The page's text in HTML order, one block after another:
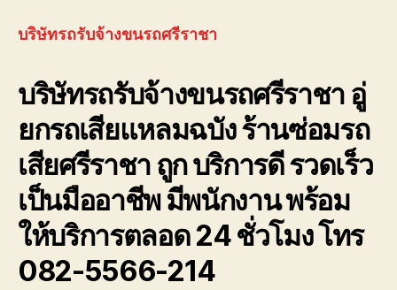
เหลือ
0800628488
ศรีราชา
โทร
082-
556-
6214
สไลด์
รถยก
บริษัทรถรับจ้างขนรถศรีราชา
บริษัทรถรับจ้างขนรถศรีราชา อู่
ยกรถเสียแหลมฉบัง ร้านซ่อมรถ
เสียศรีราชา ถูก บริการดี รวดเร็ว
เป็นมืออาชีพ มีพนักงาน พร้อม
ให้บริการตลอด 24 ชั่วโมง โทร
082-5566-214